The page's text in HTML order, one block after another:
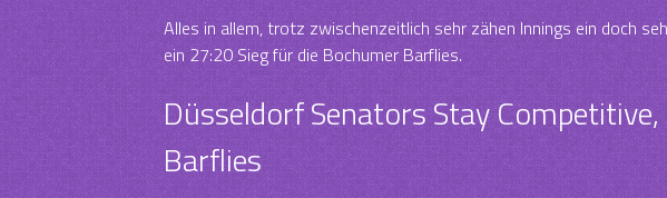
Alles in allem, trotz zwischenzeitlich sehr zähen Innings ein doch
ein 27:20 Sieg für die Bochumer Barflies.
Düsseldorf Senators Stay
Barflies